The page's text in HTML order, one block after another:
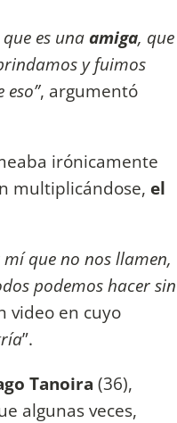
es unaamiga, que
y fuimos
eso”, argumentó
irónicamente
multiplicándose, el
que no nos llamen,
podemos hacer sin
video en cuyo
”.
Tanoira (36),
algunas veces,